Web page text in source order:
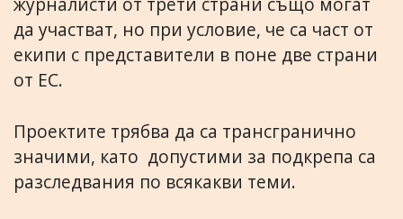
да участват, но при условие, че са част от
екипи с представители в поне две страни
от ЕС.
Проектите трябва да са трансгранично
значими, като допустими за подкрепа са
разследвания по всякакви теми.